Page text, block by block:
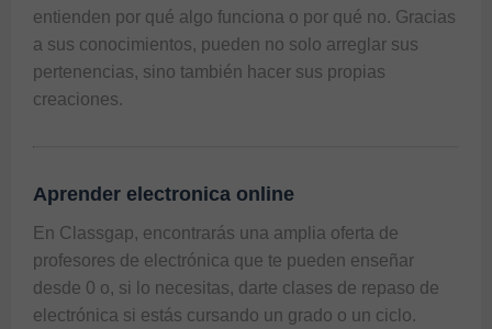
entienden por qué algo funciona o por qué no. Gracias
a sus conocimientos, pueden no solo arreglar sus
pertenencias, sino también hacer sus propias
creaciones.
Aprender electronica online
En Classgap, encontrarás una amplia oferta de
profesores de electrónica que te pueden enseñar
desde 0 o, si lo necesitas, darte clases de repaso de
electrónica si estás cursando un grado o un ciclo.